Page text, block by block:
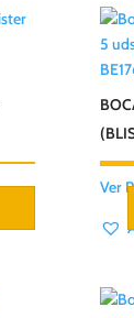
Ver